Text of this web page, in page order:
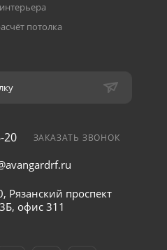
потолка
20 ЗАКАЗАТЬ ЗВОНОК
Рязанский проспект
офис 311